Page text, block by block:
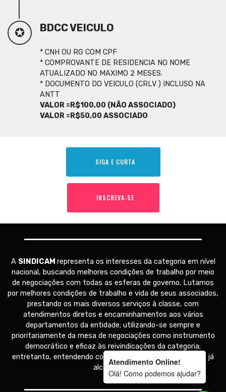
Atendimento Online!
Olá! Como podemos ajudar?
✪ BDCC VEICULO
* CNH OU RG COM CPF
* COMPROVANTE DE RESIDENCIA NO NOME
ATUALIZADO NO MAXIMO 2 MESES.
* DOCUMENTO DO VEICULO (CRLV ) INCLUSO NA
ANTT
VALOR =R$100,00 (NÃO ASSOCIADO)
VALOR =R$50,00 ASSOCIADO
SIGA E CURTA
INSCREVA-SE
A SINDICAM representa os interesses da categoria em nível
nacional, buscando melhores condições de trabalho por meio
de negociações com todas as esferas de governo. Lutamos
por melhores condições de trabalho e vida de seus associados,
prestando os mais diversos serviços à classe, com
atendimentos diretos e encaminhamentos aos vários
departamentos da entidade; utilizando-se sempre e
prioritariamente da mesa de negociações como instrumento
democrático e eficaz às reivindicações da categoria;
entretanto, entendendo como inegociáveis as conquistas já
alcançadas.